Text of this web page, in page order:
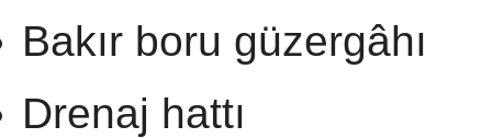
Bakır boru güzergâhı
Drenaj hattı